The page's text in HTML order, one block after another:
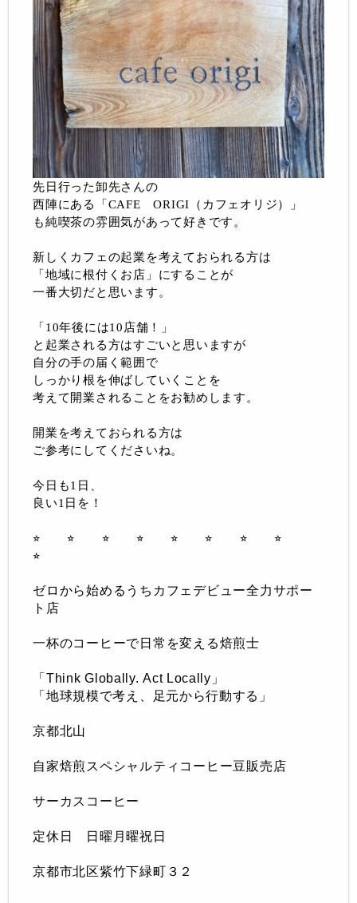
先日行った卸先さんの
西陣にある「CAFE ORIGI（カフェオリジ）」
も純喫茶の雰囲気があって好きです。
新しくカフェの起業を考えておられる方は
「地域に根付くお店」にすることが
一番大切だと思います。
「10年後には10店舗！」
と起業される方はすごいと思いますが
自分の手の届く範囲で
しっかり根を伸ばしていくことを
考えて開業されることをお勧めします。
開業を考えておられる方は
ご参考にしてくださいね。
今日も1日、
良い1日を！
⭐︎ ⭐︎ ⭐︎ ⭐︎ ⭐︎ ⭐︎ ⭐︎ ⭐︎
⭐︎
ゼロから始めるうちカフェデビュー全力サポー
ト店
一杯のコーヒーで日常を変える焙煎士
「 Think Globally.Act Locally」
「地球規模で考え、足元から行動する 」
京都北山
自家焙煎スペシャルティコーヒー豆販売店
サーカスコーヒー
定休日 日曜月曜祝日
京都市北区紫竹下緑町３２